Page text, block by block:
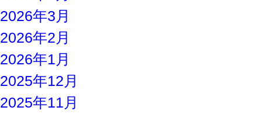
2026年3月
2026年2月
2026年1月
2025年12月
2025年11月